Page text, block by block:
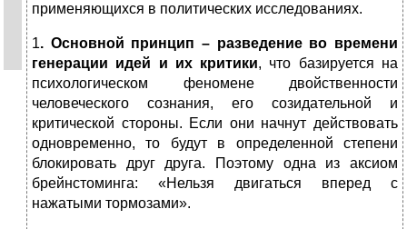
применяющихся в политических исследованиях.
1. Основной принцип – разведение во времени
генерации идей и их критики, что базируется на
психологическом феномене двойственности
человеческого сознания, его созидательной и
критической стороны. Если они начнут действовать
одновременно, то будут в определенной степени
блокировать друг друга. Поэтому одна из аксиом
брейнстоминга: «Нельзя двигаться вперед с
нажатыми тормозами».